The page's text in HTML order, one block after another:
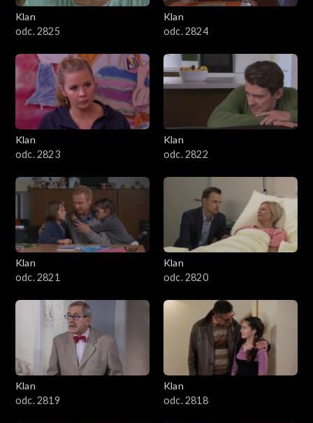
Klan
odc. 2825
Klan
odc. 2824
Klan
odc. 2823
Klan
odc. 2822
Klan
odc. 2821
Klan
odc. 2820
Klan
odc. 2819
Klan
odc. 2818